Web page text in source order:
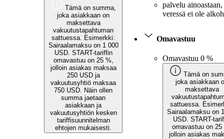
Tämä on summa,
joka asiakkaan on
maksettava
vakuutustapahtuman
sattuessa. Esimerkki:
Sairaalamaksu on 1 000
USD. START-tariffin
omavastuu on 25 %,
jolloin asiakas maksaa
250 USD ja
vakuutusyhtiö maksaa
750 USD. Näin ollen
summa jaetaan
asiakkaan ja
vakuutusyhtiön kesken
tariffisuunnitelman
ehtojen mukaisesti.
palvelu
veressä ei ole
Omavastuu
Omavastuu 0 %
Tämä on
joka asiakkaan
maksettava
sattuessa.
Sairaalamaksu on
USD. START-
omavastuu on 25
jolloin asiakas